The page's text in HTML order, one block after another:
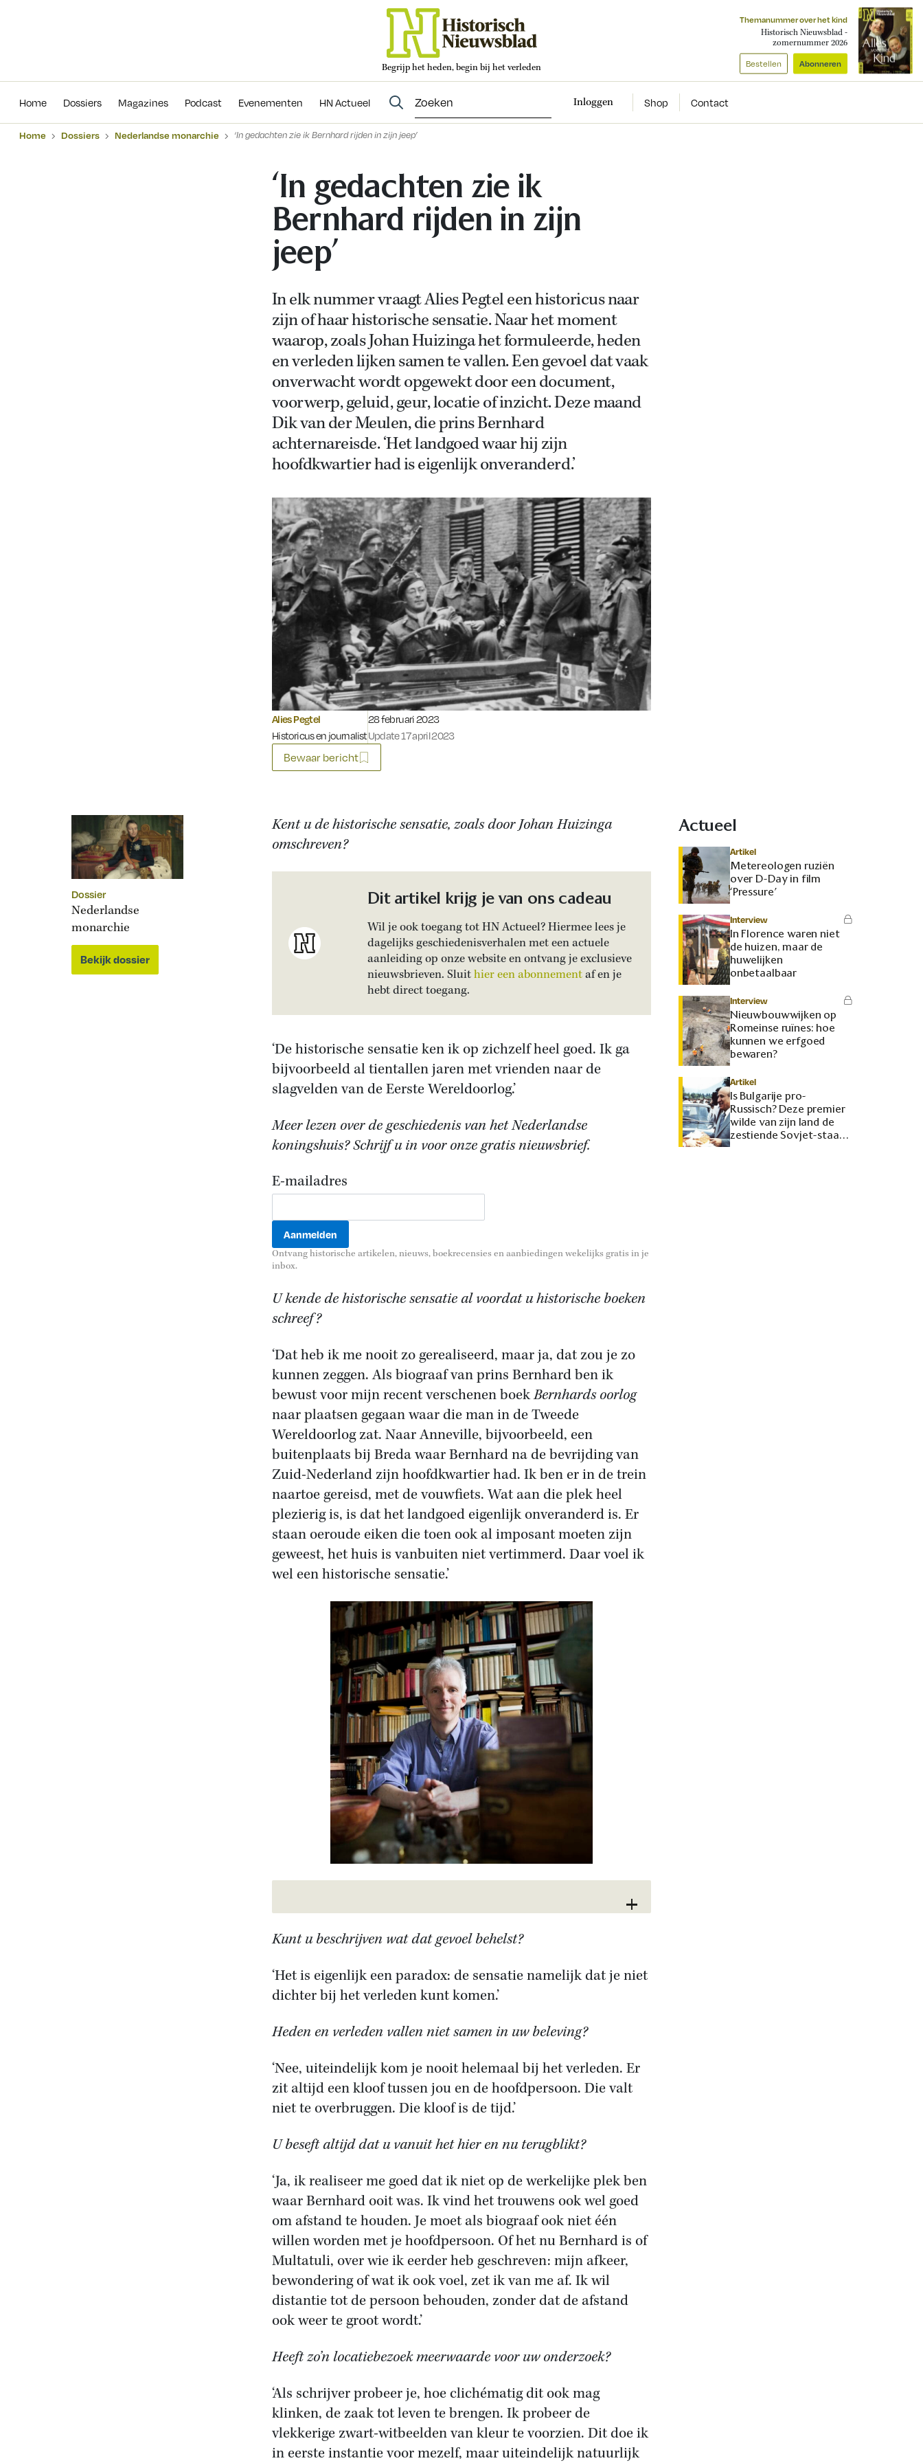
Begrijp het heden, begin bij het verleden
Themanummer over het kind
Historisch Nieuwsblad -
zomernummer 2026
Bestellen Abonneren
Home Dossiers Magazines Podcast Evenementen HN Actueel Inloggen Shop Contact
Evenementen
Home Dossiers Nederlandse monarchie ‘In gedachten zie ik Bernhard rijden in zijn jeep’
‘In gedachten zie ik
Bernhard rijden in zijn
jeep’
In elk nummer vraagt Alies Pegtel een historicus naar
zijn of haar historische sensatie. Naar het moment
waarop, zoals Johan Huizinga het formuleerde, heden
en verleden lijken samen te vallen. Een gevoel dat vaak
onverwacht wordt opgewekt door een document,
voorwerp, geluid, geur, locatie of inzicht. Deze maand
Dik van der Meulen, die prins Bernhard
achternareisde. ‘Het landgoed waar hij zijn
hoofdkwartier had is eigenlijk onveranderd.’
Alies Pegtel
Historicus en journalist
Gepubliceerd op:
28 februari 2023
Update 17 april 2023
Bewaar bericht
Dossier
Nederlandse
monarchie
Bekijk dossier
Kent u de historische sensatie, zoals door Johan Huizinga
omschreven?
Dit artikel krijg je van ons cadeau
Wil je ook toegang tot HN Actueel? Hiermee lees je
dagelijks geschiedenisverhalen met een actuele
aanleiding op onze website en ontvang je exclusieve
nieuwsbrieven. Sluithier een abonnementaf en je
hebt direct toegang.
‘De historische sensatie ken ik op zichzelf heel goed. Ik ga
bijvoorbeeld al tientallen jaren met vrienden naar de
slagvelden van de Eerste Wereldoorlog.’
Meer lezen over de geschiedenis van het Nederlandse
koningshuis? Schrijf u in voor onze gratis nieuwsbrief.
E-mailadres
Ontvang historische artikelen, nieuws, boekrecensies en aanbiedingen wekelijks gratis in je
inbox.
U kende de historische sensatie al voordat u historische boeken
schreef?
‘Dat heb ik me nooit zo gerealiseerd, maar ja, dat zou je zo
kunnen zeggen. Als biograaf van prins Bernhard ben ik
bewust voor mijn recent verschenen boekBernhards oorlog
naar plaatsen gegaan waar die man in de Tweede
Wereldoorlog zat. Naar Anneville, bijvoorbeeld, een
buitenplaats bij Breda waar Bernhard na de bevrijding van
Zuid-Nederland zijn hoofdkwartier had. Ik ben er in de trein
naartoe gereisd, met de vouwfiets. Wat aan die plek heel
plezierig is, is dat het landgoed eigenlijk onveranderd is. Er
staan oeroude eiken die toen ook al imposant moeten zijn
geweest, het huis is vanbuiten niet vertimmerd. Daar voel ik
wel een historische sensatie.’
Kunt u beschrijven wat dat gevoel behelst?
‘Het is eigenlijk een paradox: de sensatie namelijk dat je niet
dichter bij het verleden kunt komen.’
Heden en verleden vallen niet samen in uw beleving?
‘Nee, uiteindelijk kom je nooit helemaal bij het verleden. Er
zit altijd een kloof tussen jou en de hoofdpersoon. Die valt
niet te overbruggen. Die kloof is de tijd.’
U beseft altijd dat u vanuit het hier en nu terugblikt?
‘Ja, ik realiseer me goed dat ik niet op de werkelijke plek ben
waar Bernhard ooit was. Ik vind het trouwens ook wel goed
om afstand te houden. Je moet als biograaf ook niet één
willen worden met je hoofdpersoon. Of het nu Bernhard is of
Multatuli, over wie ik eerder heb geschreven: mijn afkeer,
bewondering of wat ik ook voel, zet ik van me af. Ik wil
distantie tot de persoon behouden, zonder dat de afstand
ook weer te groot wordt.’
Heeft zo’n locatiebezoek meerwaarde voor uw onderzoek?
‘Als schrijver probeer je, hoe clichématig dit ook mag
klinken, de zaak tot leven te brengen. Ik probeer de
vlekkerige zwart-witbeelden van kleur te voorzien. Dit doe ik
in eerste instantie voor mezelf, maar uiteindelijk natuurlijk
Actueel
Artikel
Metereologen ruziën
over D-Day in film
‘Pressure’
Interview
In Florence waren niet
de huizen, maar de
huwelijken
onbetaalbaar
Interview
Nieuwbouwwijken op
Romeinse ruïnes: hoe
kunnen we erfgoed
bewaren?
Artikel
Is Bulgarije pro-
Russisch? Deze premier
wilde van zijn land de
zestiende Sovjet-staat
maken